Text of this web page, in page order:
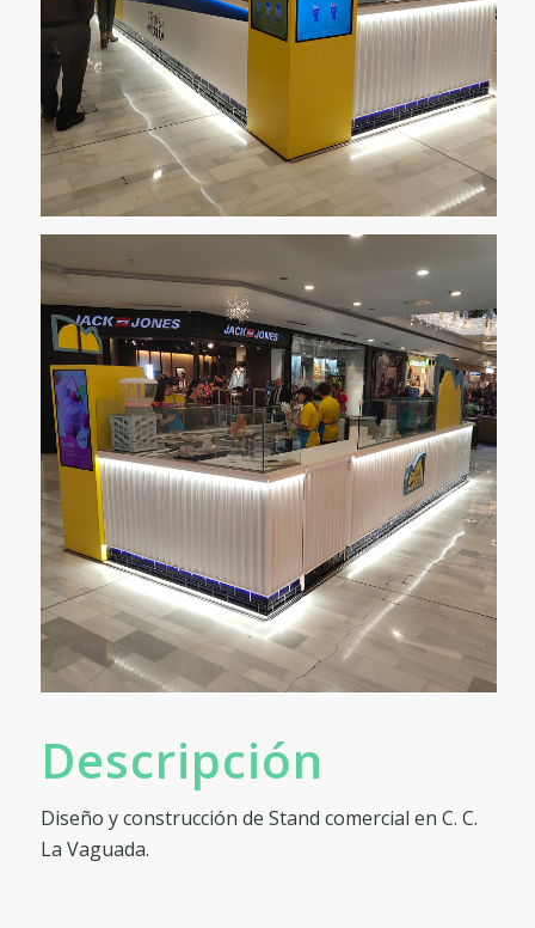
Descripción
Diseño y construcción de Stand comercial en C. C.
La Vaguada.